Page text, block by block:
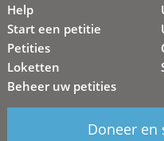
Help
Start een petitie
Petities
Loketten
Beheer uw petities
Doneer en